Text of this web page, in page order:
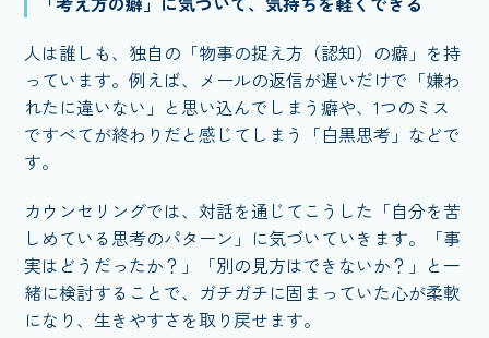
人は誰しも、独自の「物事の捉え方（認知）の癖」を持
っています。例えば、メールの返信が遅いだけで「嫌わ
れたに違いない」と思い込んでしまう癖や、1つのミス
ですべてが終わりだと感じてしまう「白黒思考」などで
す。
カウンセリングでは、対話を通じてこうした「自分を苦
しめている思考のパターン」に気づいていきます。「事
実はどうだったか？」「別の見方はできないか？」と一
緒に検討することで、ガチガチに固まっていた心が柔軟
になり、生きやすさを取り戻せます。